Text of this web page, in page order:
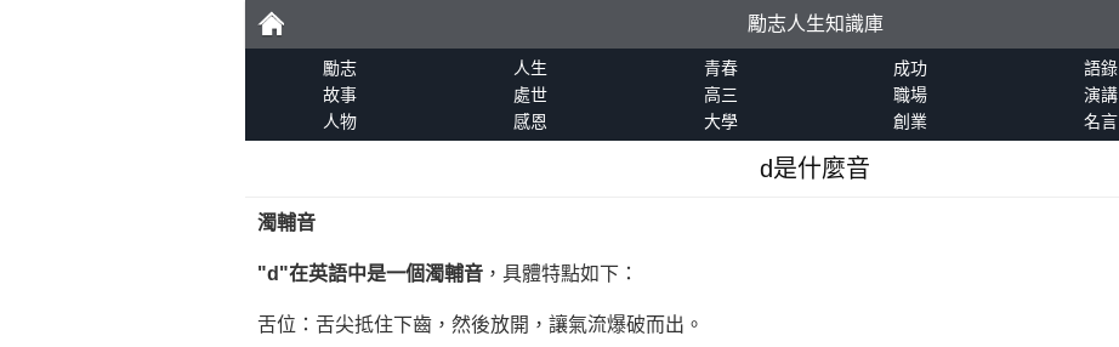
勵
勵志人生知識庫
勵志 人生 青春 成功 語錄
故事
處世 高三 職場 演講
人物
感恩 大學 創業 名言
d是什麼音
濁輔音
"d"在英語中是一個濁輔音，具體特點如下：
舌位：舌尖抵住下齒，然後放開，讓氣流爆破而出。